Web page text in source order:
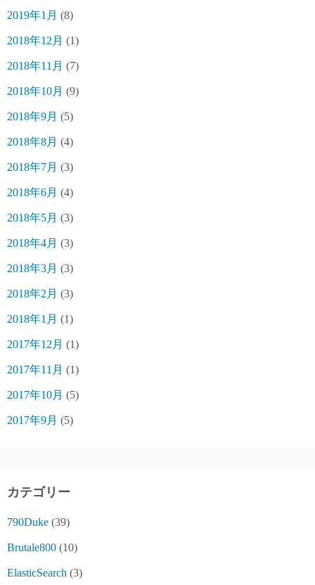
2019年1月 (8)
2018年12月 (1)
2018年11月 (7)
2018年10月 (9)
2018年9月 (5)
2018年8月 (4)
2018年7月 (3)
2018年6月 (4)
2018年5月 (3)
2018年4月 (3)
2018年3月 (3)
2018年2月 (3)
2018年1月 (1)
2017年12月 (1)
2017年11月 (1)
2017年10月 (5)
2017年9月 (5)
カテゴリー
790Duke (39)
Brutale800 (10)
ElasticSearch (3)